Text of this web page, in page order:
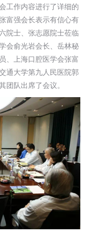
工作内容进行了详细的
富强会长表示有信心有
院士、张志愿院士莅临
会俞光岩会长、岳林秘
、上海口腔医学会张富
通大学第九人民医院郭
团队出席了会议。